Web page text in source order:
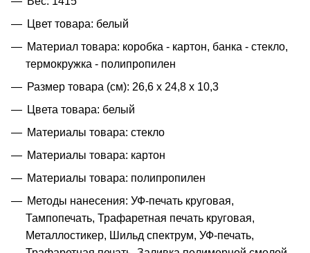
Цвет товара: белый
Материал товара: коробка - картон, банка - стекло,
термокружка - полипропилен
Размер товара (см): 26,6 х 24,8 х 10,3
Цвета товара: белый
Материалы товара: стекло
Материалы товара: картон
Материалы товара: полипропилен
Методы нанесения: УФ-печать круговая,
Тампопечать, Трафаретная печать круговая,
Металлостикер, Шильд спектрум, УФ-печать,